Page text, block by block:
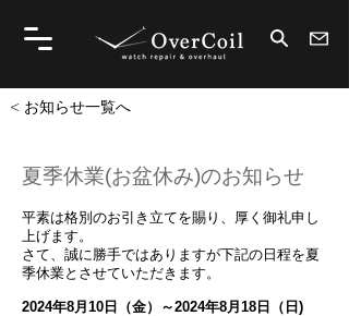
< お知らせ一覧へ
夏季休業(お盆休み)のお知らせ
平素は格別のお引き立てを賜り、厚く御礼申し
上げます。
さて、誠に勝手ではありますが下記の日程を夏
季休業とさせていただきます。
2024年8月10日（金）～2024年8月18日（日)